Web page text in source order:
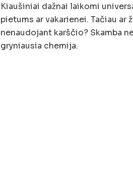
Kiaušiniai dažnai laikomi
pietums ar vakarienei. Tačiau
nenaudojant karščio? Skamba
gryniausia chemija.